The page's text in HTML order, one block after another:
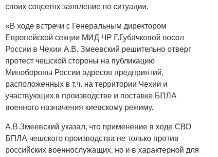
своих соцсетях заявление по ситуации.
«В ходе встречи с Генеральным директором
Европейской секции МИД ЧР Г.Губачковой посол
России в Чехии А.В. Змеевский решительно отверг
протест чешской стороны на публикацию
Минобороны России адресов предприятий,
расположенных в т.ч. на территории Чехии и
участвующих в производстве и поставке БПЛА
военного назначения киевскому режиму.
А.В.Змеевский указал, что применение в ходе СВО
БПЛА чешского производства не только против
российских военнослужащих, но и в характерной для